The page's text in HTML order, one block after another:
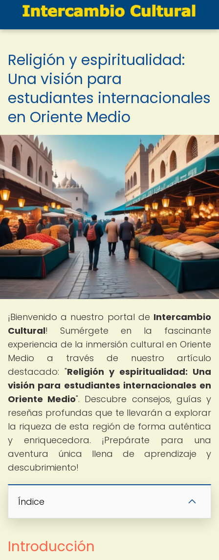
Religión y espiritualidad:
Una visión para
estudiantes internacionales
en Oriente Medio
¡Bienvenido a nuestro portal de Intercambio
Cultural! Sumérgete en la fascinante
experiencia de la inmersión cultural en Oriente
Medio a través de nuestro artículo
destacado: "Religión y espiritualidad: Una
visión para estudiantes internacionales en
Oriente Medio". Descubre consejos, guías y
reseñas profundas que te llevarán a explorar
la riqueza de esta región de forma auténtica
y enriquecedora. ¡Prepárate para una
aventura única llena de aprendizaje y
descubrimiento!
Índice
Introducción